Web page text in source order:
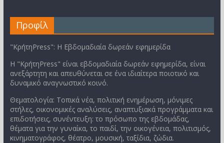
Προφίλ
"ΚρήτηPress": Η Εβδομαδιαία δωρεάν εφημερίδα
Η "ΚρήτηPress" είναι εβδομαδιαία δωρεάν εφημερίδα, είναι
ανεξάρτητη και απευθύνεται σε ένα ιδιαίτερα ποιοτικό και
δυναμικό αναγνωστικό κοινό.
Θεματολογία: Τοπικά νέα, πολιτική ενημέρωση, μόνιμες
στήλες, οικονομικές αναλύσεις, αναπτυξιακά προγράμματα και
επιδοτήσεις, συνέντευξη: το πρόσωπο της εβδομάδας,
θέματα για την γυναίκα, το παιδί, την οικογένεια, πολιτισμός,
κινηματογράφος, θέατρο, μουσική, ταξίδια, ζώδια.